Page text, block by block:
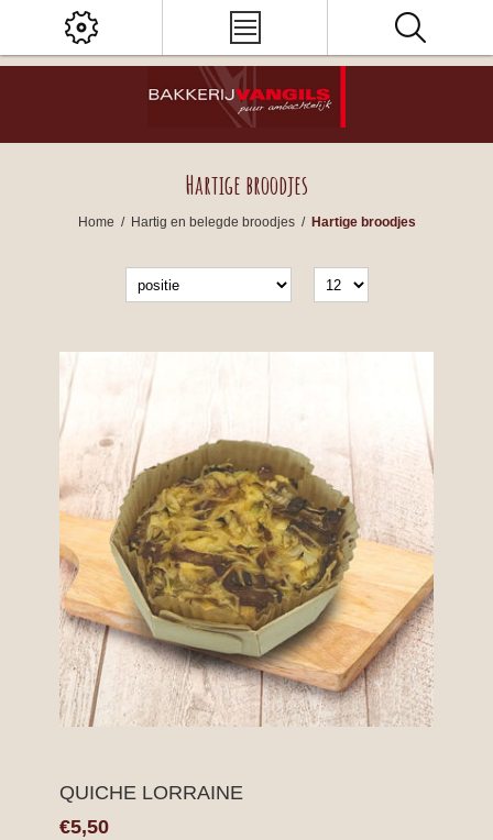
Hartige broodjes
Home / Hartig en belegde broodjes / Hartige broodjes
QUICHE LORRAINE
€5,50